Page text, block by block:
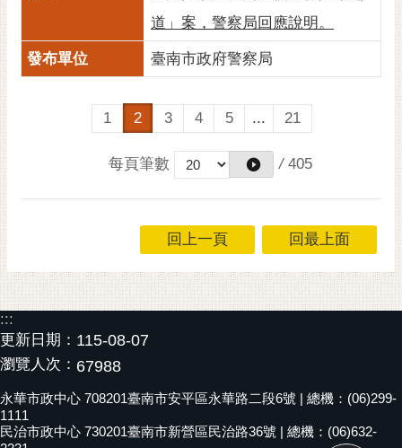
道」案，警察局回應說明。
臺南市政府警察局
1 2 3 4 5 ... 21
每頁筆數 / 405
回上一頁 回最上面
:::
更新日期： 115-08-07
瀏覽人次： 67988
永華市政中心 708201臺南市安平區永華路二段6號 | 總機：(06)299-
1111
民治市政中心 730201臺南市新營區民治路36號 | 總機：(06)632-